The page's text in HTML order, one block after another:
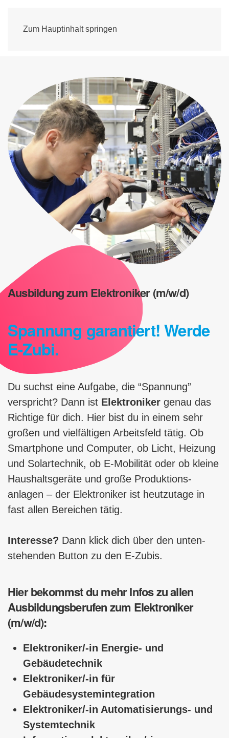
Zum Hauptinhalt springen
Ausbildung zum Elektroniker (m/w/d)
Spannung garantiert! Werde
E-Zubi.
Du suchst eine Aufgabe, die “Spannung”
verspricht? Dann ist Elektroniker genau das
Richtige für dich. Hier bist du in einem sehr
großen und vielfältigen Arbeitsfeld tätig. Ob
Smartphone und Computer, ob Licht, Heizung
und Solartechnik, ob E-Mobilität oder ob kleine
Haushaltsgeräte und große Produk­tions­
anlagen – der Elektroniker ist heutzutage in
fast allen Bereichen tätig.
Interesse? Dann klick dich über den unten­
stehenden Button zu den E-Zubis.
Hier bekommst du mehr Infos zu allen
Ausbildungsberufen zum Elektroniker
(m/w/d):
Elektroniker/-in Energie- und
Gebäudetechnik
Elektroniker/-in für
Gebäudesystemintegration
Elektroniker/-in Automatisierungs- und
Systemtechnik